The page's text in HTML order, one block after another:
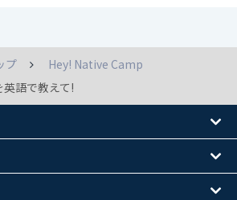
プ
Hey! Native Camp
語で教えて!